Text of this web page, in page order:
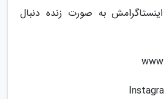
به صورت زنده دنبال